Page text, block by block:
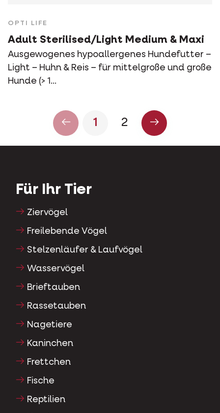
OPTI LIFE
Adult Sterilised/Light Medium & Maxi
Ausgewogenes hypoallergenes Hundefutter –
Light – Huhn & Reis – für mittelgroße und große
Hunde (> 1...
1 2
Für Ihr Tier
Ziervögel
Freilebende Vögel
Stelzenläufer & Laufvögel
Wasservögel
Brieftauben
Rassetauben
Nagetiere
Kaninchen
Frettchen
Fische
Reptilien